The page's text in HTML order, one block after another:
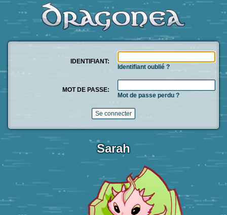
IDENTIFIANT:
Identifiant oublié ?
MOT DE PASSE:
Mot de passe perdu ?
Sarah